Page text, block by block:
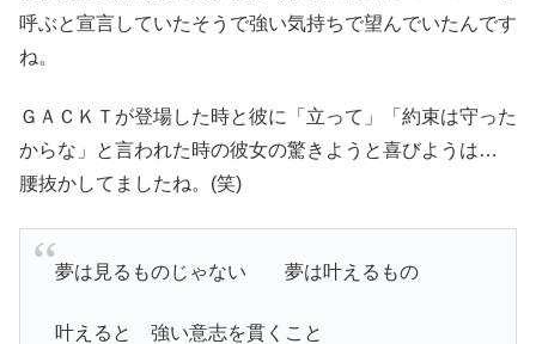
呼ぶと宣言していたそうで強い気持ちで望んでいたんです
ね。
ＧＡＣＫＴが登場した時と彼に「立って」「約束は守った
からな」と言われた時の彼女の驚きようと喜びようは…
腰抜かしてましたね。(笑)
夢は見るものじゃない 夢は叶えるもの
叶えると 強い意志を貫くこと